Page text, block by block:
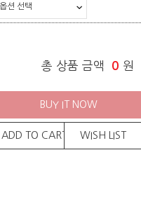
총 상품 금액 0 원
BUY IT NOW
ADD TO CART WISH LIST